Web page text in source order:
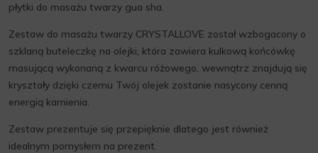
płytki do masażu twarzy gua sha.
Zestaw do masażu twarzy CRYSTALLOVE został wzbogacony o
szklaną buteleczkę na olejki, która zawiera kulkową końcówkę
masującą wykonaną z kwarcu różowego, wewnątrz znajdują się
kryształy dzięki czemu Twój olejek zostanie nasycony cenną
energią kamienia.
Zestaw prezentuje się przepięknie dlatego jest również
idealnym pomysłem na prezent.